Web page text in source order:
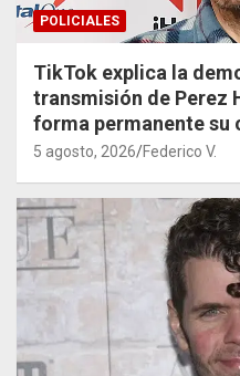
POLICIALES
TikTok explica la
transmisión de Perez
forma permanente su
5 agosto, 2026 Federico V.